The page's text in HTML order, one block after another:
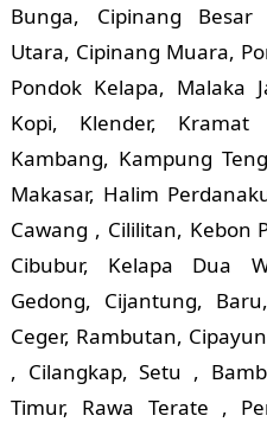
Bunga, Cipinang
Utara, Cipinang Muara,
Pondok Kelapa, Malaka
Kopi, Klender,
Kambang, Kampung
Makasar, Halim
Cawang , Cililitan, Kebon
Cibubur, Kelapa Dua
Gedong, Cijantung,
Ceger, Rambutan,
, Cilangkap, Setu ,
Timur, Rawa Terate ,